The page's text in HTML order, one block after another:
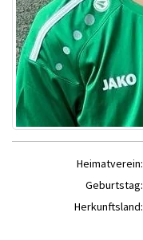
Heimatverein:
Geburtstag:
Herkunftsland: